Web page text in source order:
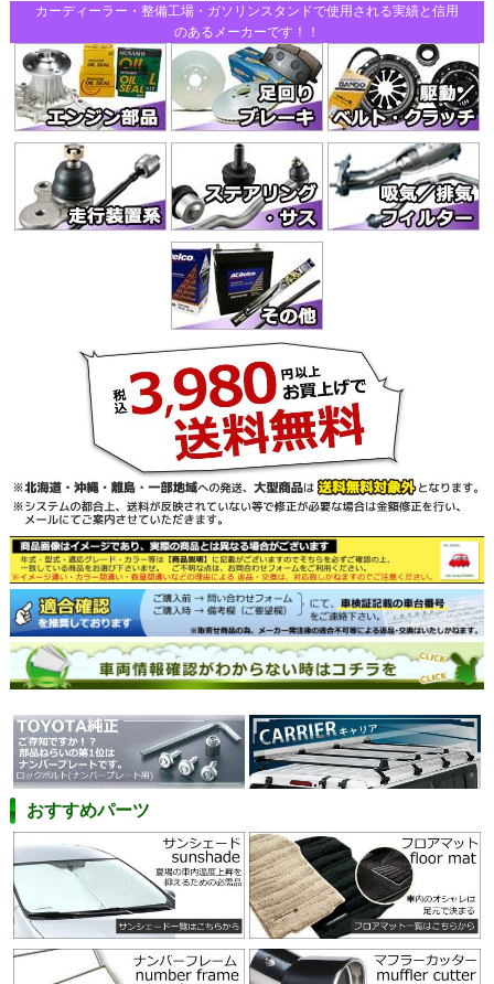
カーディーラー・整備工場・ガソリンスタンドで使用される実績と信用
のあるメーカーです！！
おすすめパーツ